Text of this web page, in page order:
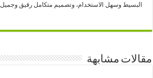
البسيط وسهل الاستخدام، وتصميم متكامل رقيق
مقالات مشابهة